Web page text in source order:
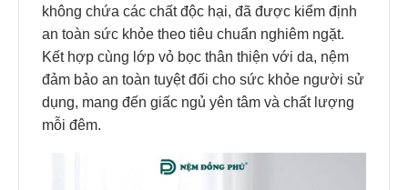
không chứa các chất độc hại, đã được kiểm định
an toàn sức khỏe theo tiêu chuẩn nghiêm ngặt.
Kết hợp cùng lớp vỏ bọc thân thiện với da, nệm
đảm bảo an toàn tuyệt đối cho sức khỏe người sử
dụng, mang đến giấc ngủ yên tâm và chất lượng
mỗi đêm.